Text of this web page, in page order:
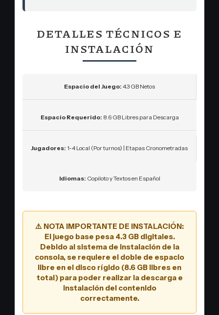
DETALLES TÉCNICOS E
INSTALACIÓN
Espacio del Juego: 4.3 GB Netos
Espacio Requerido: 8.6 GB Libres para Descarga
Jugadores: 1-4 Local (Por turnos) | Etapas Cronometradas
Idiomas: Copiloto y Textos en Español
⚠️ NOTA IMPORTANTE DE INSTALACIÓN:
El juego base pesa 4.3 GB digitales.
Debido al sistema de instalación de la
consola, se requiere el doble de espacio
libre en el disco rígido (8.6 GB libres en
total) para poder realizar la descarga e
instalación del contenido
correctamente.